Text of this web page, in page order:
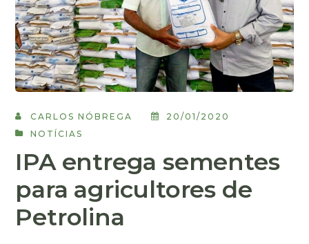
CARLOS NÓBREGA
20/01/2020
NOTÍCIAS
IPA entrega sementes
para agricultores de
Petrolina